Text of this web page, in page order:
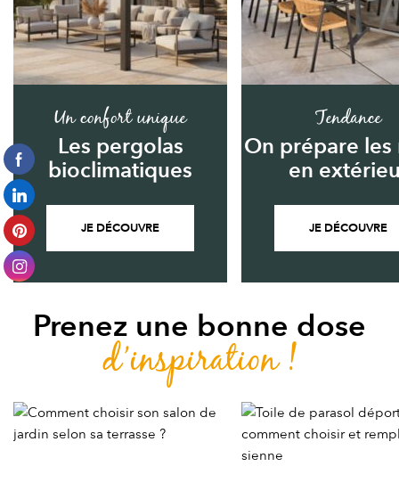
Un confort unique
Les pergolas
bioclimatiques
JE DÉCOUVRE
Tendance
On prépare les
en
JE DÉCOUVRE
Prenez une bonne dose
d’inspiration !